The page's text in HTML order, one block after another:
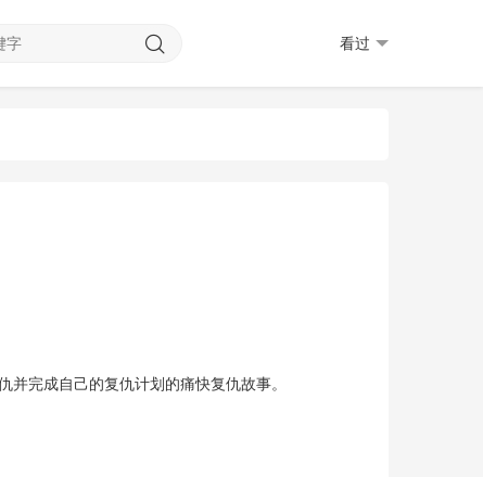
看过
完成自己的复仇计划的痛快复仇故事。